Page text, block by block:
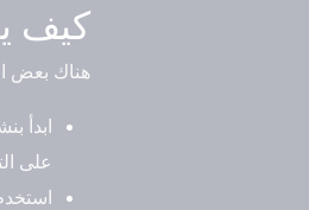
كيف
هناك بعض
ابدأ
على